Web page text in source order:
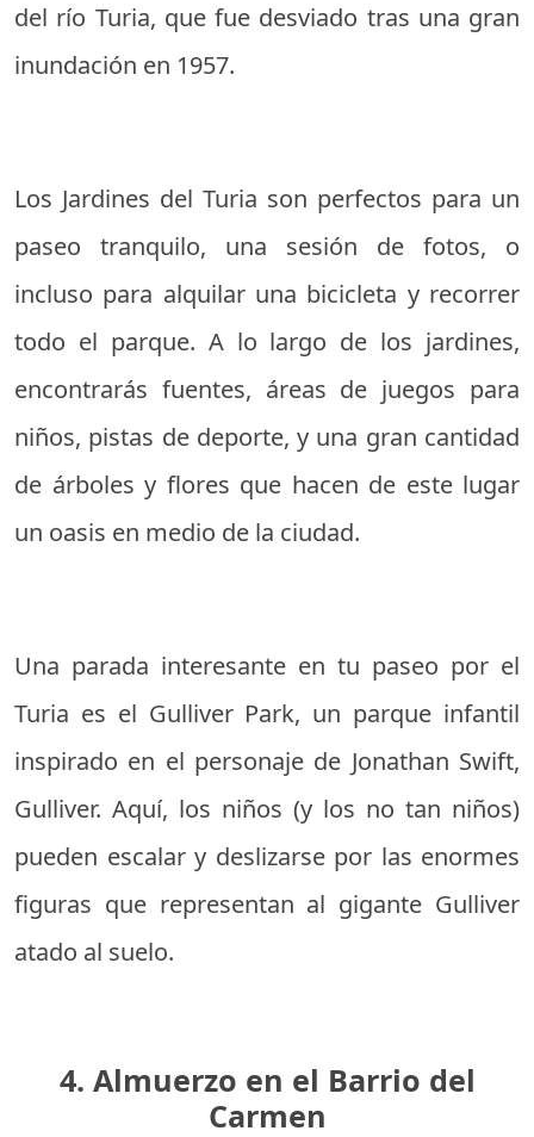
del río Turia, que fue desviado tras una gran
inundación en 1957.
Los Jardines del Turia son perfectos para un
paseo tranquilo, una sesión de fotos, o
incluso para alquilar una bicicleta y recorrer
todo el parque. A lo largo de los jardines,
encontrarás fuentes, áreas de juegos para
niños, pistas de deporte, y una gran cantidad
de árboles y flores que hacen de este lugar
un oasis en medio de la ciudad.
Una parada interesante en tu paseo por el
Turia es el Gulliver Park, un parque infantil
inspirado en el personaje de Jonathan Swift,
Gulliver. Aquí, los niños (y los no tan niños)
pueden escalar y deslizarse por las enormes
figuras que representan al gigante Gulliver
atado al suelo.
4. Almuerzo en el Barrio del
Carmen